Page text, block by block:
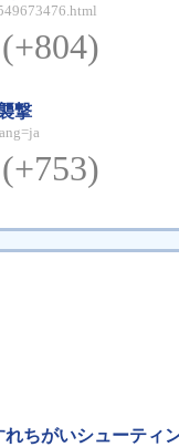
(+804)
撃
(+753)
ちがいシューティ